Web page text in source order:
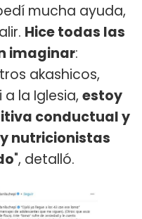
mucha ayuda,
Hice todas las
imaginar:
akashicos,
la Iglesia, estoy
conductual y
nutricionistas
", detalló.